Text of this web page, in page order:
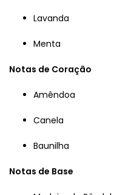
Lavanda
Menta
Notas de Coração
Amêndoa
Canela
Baunilha
Notas de Base